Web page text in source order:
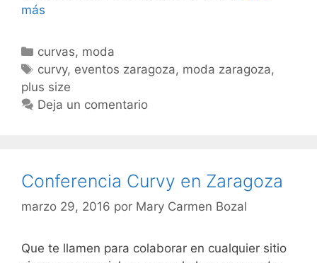
más
acuario…
Categorías
curvas, moda
Etiquetas
curvy, eventos zaragoza, moda zaragoza,
plus size
Deja un comentario
Conferencia Curvy en Zaragoza
marzo 29, 2016 por Mary Carmen Bozal
Que te llamen para colaborar en cualquier sitio